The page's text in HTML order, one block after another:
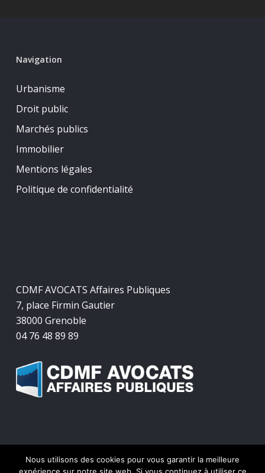
Navigation
Urbanisme
Droit public
Marchés publics
Immobilier
Mentions légales
Politique de confidentialité
CDMF AVOCATS Affaires Publiques
7, place Firmin Gautier
38000 Grenoble
04 76 48 89 89
Nous utilisons des cookies pour vous garantir la meilleure